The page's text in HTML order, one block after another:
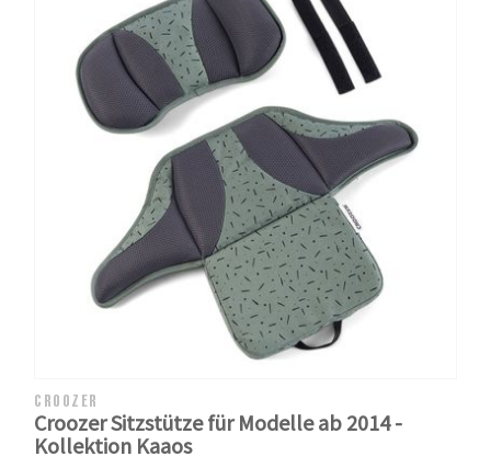
CROOZER
Croozer Sitzstütze für Modelle ab 2014 -
Kollektion Kaaos